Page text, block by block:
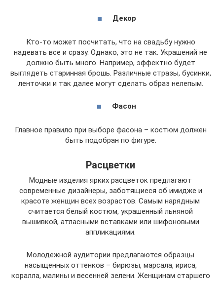
Декор
Кто-то может посчитать, что на свадьбу нужно
надевать все и сразу. Однако, это не так. Украшений не
должно быть много. Например, эффектно будет
выглядеть старинная брошь. Различные стразы, бусинки,
ленточки и так далее могут сделать образ нелепым.
Фасон
Главное правило при выборе фасона – костюм должен
быть подобран по фигуре.
Расцветки
Модные изделия ярких расцветок предлагают
современные дизайнеры, заботящиеся об имидже и
красоте женщин всех возрастов. Самым нарядным
считается белый костюм, украшенный льняной
вышивкой, атласными вставками или шифоновыми
аппликациями.
Молодежной аудитории предлагаются образцы
насыщенных оттенков – бирюзы, марсала, ириса,
коралла, малины и весенней зелени. Женщинам старшего